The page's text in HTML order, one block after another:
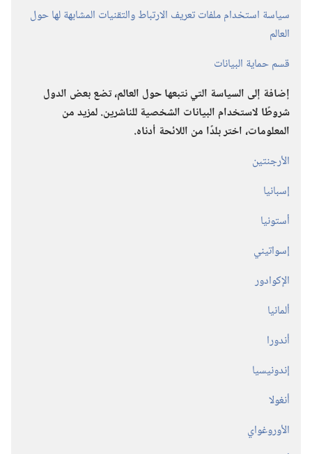
سياسة استخدام ملفات تعريف الارتباط والتقنيات المشابهة لها حول
العالم
قسم حماية البيانات
إضافة إلى السياسة التي نتبعها حول العالم،‏ تضع بعض الدول
شروطًا لاستخدام البيانات الشخصية للناشرين.‏ لمزيد من
المعلومات،‏ اختر بلدًا من اللائحة أدناه.‏
الأرجنتين
إسبانيا
أستونيا
إسواتيني
الإكوادور
ألمانيا
أندورا
إندونيسيا
أنغولا
الأوروغواي